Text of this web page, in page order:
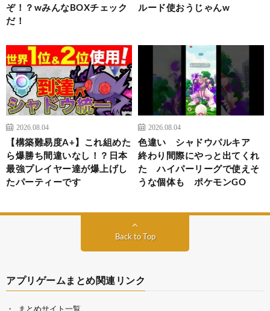
ぞ！？wみんなBOXチェック
だ！
ルード使おうじゃんw
2026.08.04
【構築難易度A+】これ組めた
ら爆勝ち間違いなし！？日本
最強プレイヤー達が爆上げし
たパーティーです
2026.08.04
色違い シャドウパルキア
終わり間際にやっと出てくれ
た ハイパーリーグで使えそ
うな個体も ポケモンGO
Back to Top
アプリゲームまとめ関連リンク
まとめサイト一覧